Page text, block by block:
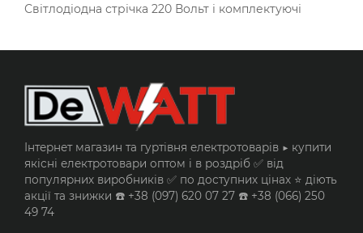
Світлодіодна стрічка
120 шт./м
IP65
Світлодіодна стрічка
120 шт./м
Світлодіодна стрічка 220 Вольт і комплектуючі
Інтернет магазин та гуртівня електротоварів ▶️ купити
якісні електротовари оптом і в роздріб ✅ від
популярних виробників ✅ по доступних цінах ⭐ діють
акції та знижки ☎️ +38 (097) 620 07 27 ☎️ +38 (066) 250
49 74